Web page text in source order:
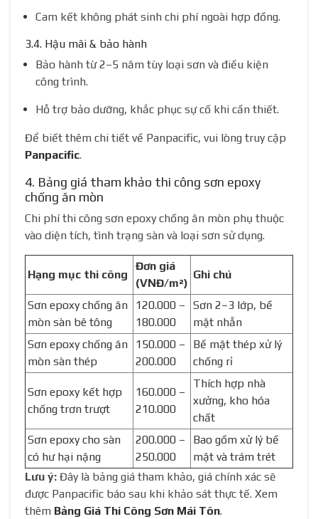
Cam kết không phát sinh chi phí ngoài hợp đồng.
3.4. Hậu mãi & bảo hành
Bảo hành từ 2–5 năm tùy loại sơn và điều kiện
công trình.
Hỗ trợ bảo dưỡng, khắc phục sự cố khi cần thiết.
Để biết thêm chi tiết về Panpacific, vui lòng truy cập
Panpacific.
4. Bảng giá tham khảo thi công sơn epoxy
chống ăn mòn
Chi phí thi công sơn epoxy chống ăn mòn phụ thuộc
vào diện tích, tình trạng sàn và loại sơn sử dụng.
Hạng mục thi công
Đơn giá
(VNĐ/m²)
Ghi chú
Sơn epoxy chống ăn
mòn sàn bê tông
120.000 –
180.000
Sơn 2–3 lớp, bề
mặt nhẵn
Sơn epoxy chống ăn
mòn sàn thép
150.000 –
200.000
Bề mặt thép xử lý
chống rỉ
Sơn epoxy kết hợp
chống trơn trượt
160.000 –
210.000
Thích hợp nhà
xưởng, kho hóa
chất
Sơn epoxy cho sàn
có hư hại nặng
200.000 –
250.000
Bao gồm xử lý bề
mặt và trám trét
Lưu ý: Đây là bảng giá tham khảo, giá chính xác sẽ
được Panpacific báo sau khi khảo sát thực tế. Xem
thêm Bảng Giá Thi Công Sơn Mái Tôn.